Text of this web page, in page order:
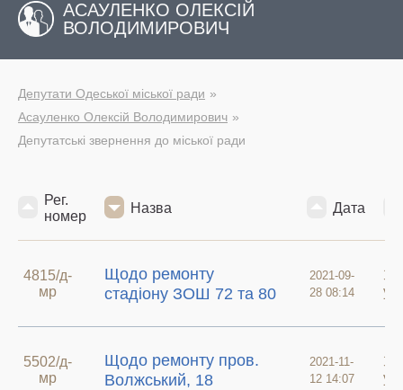
АСАУЛЕНКО ОЛЕКСІЙ
ВОЛОДИМИРОВИЧ
Депутати Одеської міської ради
Асауленко Олексій Володимирович
Депутатські звернення до міської ради
Рег.
номер
Назва Дата
4815/д-
мр
Щодо ремонту
стадіону ЗОШ 72 та 80
2021-09-
28 08:14
у
5502/д-
мр
Щодо ремонту пров.
Волжський, 18
2021-11-
12 14:07
у